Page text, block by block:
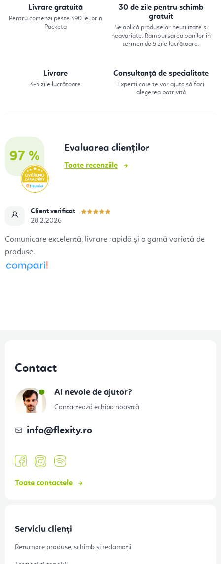
l
t
l
Livrare gratuită
Pentru comenzi peste 490 lei prin
Packeta
30 de zile pentru schimb
gratuit
Se aplică produselor neutilizate și
neavariate. Rambursarea banilor în
termen de 5 zile lucrătoare.
Livrare
4-5 zile lucrătoare
Consultanță de specialitate
Experți care te vor ajuta să faci
alegerea potrivită
97 %
Evaluarea clienților
Toate recenziile
Client verificat
28.2.2026
Comunicare excelentă, livrare rapidă și o gamă variată de
produse.
Contact
Ai nevoie de ajutor?
Contactează echipa noastră
info@flexity.ro
Toate contactele
Serviciu clienți
Returnare produse, schimb și reclamații